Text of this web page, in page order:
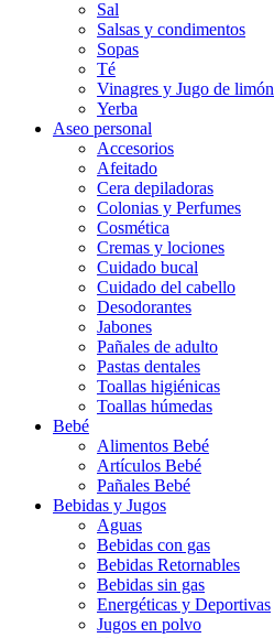
Sal
Salsas y condimentos
Sopas
Té
Vinagres y Jugo de limón
Yerba
Aseo personal
Accesorios
Afeitado
Cera depiladoras
Colonias y Perfumes
Cosmética
Cremas y lociones
Cuidado bucal
Cuidado del cabello
Desodorantes
Jabones
Pañales de adulto
Pastas dentales
Toallas higiénicas
Toallas húmedas
Bebé
Alimentos Bebé
Artículos Bebé
Pañales Bebé
Bebidas y Jugos
Aguas
Bebidas con gas
Bebidas Retornables
Bebidas sin gas
Energéticas y Deportivas
Jugos en polvo